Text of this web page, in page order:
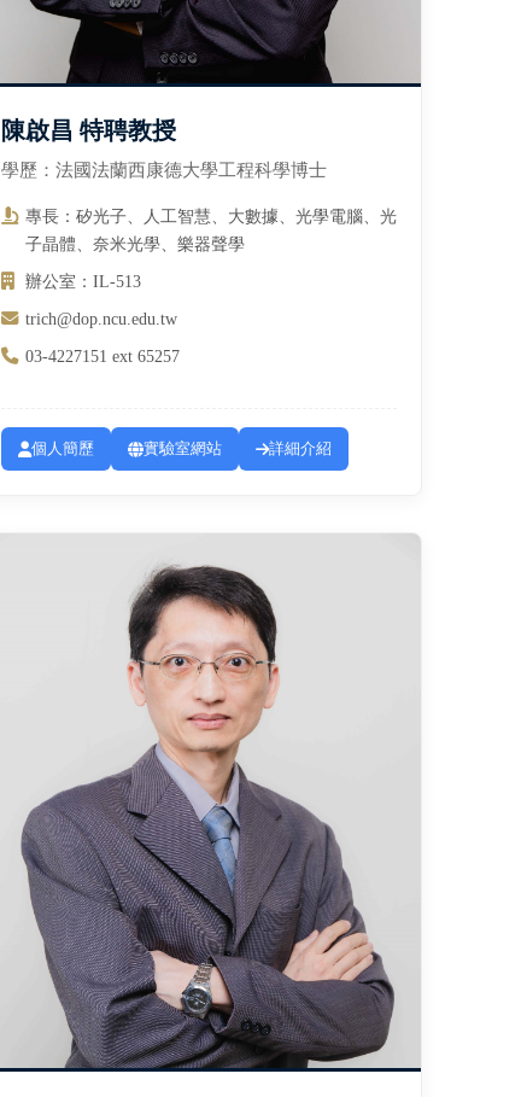
陳啟昌 特聘教授
學歷：法國法蘭西康德大學工程科學博士
專長：矽光子、人工智慧、大數據、光學電腦、光
子晶體、奈米光學、樂器聲學
辦公室：IL-513
trich@dop.ncu.edu.tw
03-4227151 ext 65257
個人簡歷 實驗室網站 詳細介紹